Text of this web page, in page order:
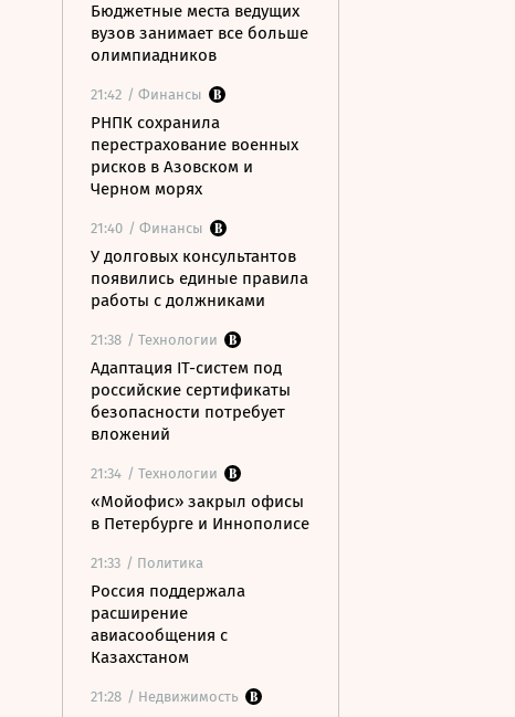
Бюджетные места ведущих
вузов занимает все больше
олимпиадников
21:42 / Финансы
РНПК сохранила
перестрахование военных
рисков в Азовском и
Черном морях
21:40 / Финансы
У долговых консультантов
появились единые правила
работы с должниками
21:38 / Технологии
Адаптация IT-систем под
российские сертификаты
безопасности потребует
вложений
21:34 / Технологии
«Мойофис» закрыл офисы
в Петербурге и Иннополисе
21:33 / Политика
Россия поддержала
расширение
авиасообщения с
Казахстаном
21:28 / Недвижимость